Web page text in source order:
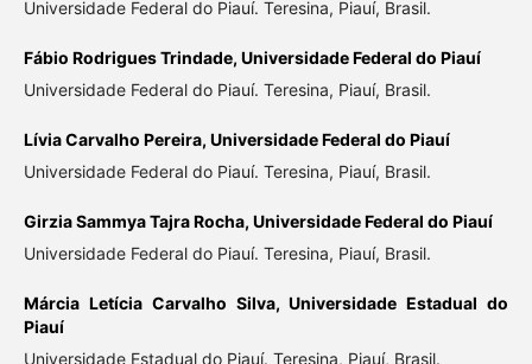
Universidade Federal do Piauí. Teresina, Piauí, Brasil.
Fábio Rodrigues Trindade, Universidade Federal do Piauí
Universidade Federal do Piauí. Teresina, Piauí, Brasil.
Lívia Carvalho Pereira, Universidade Federal do Piauí
Universidade Federal do Piauí. Teresina, Piauí, Brasil.
Girzia Sammya Tajra Rocha, Universidade Federal do Piauí
Universidade Federal do Piauí. Teresina, Piauí, Brasil.
Márcia Letícia Carvalho Silva,Universidade Estadual do
Piauí
Universidade Estadual do Piauí. Teresina, Piauí, Brasil.